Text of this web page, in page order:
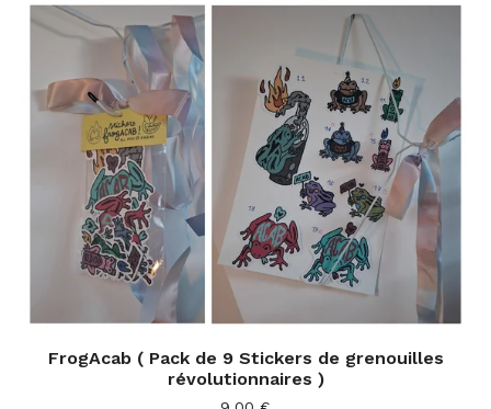
FrogAcab ( Pack de 9 Stickers de grenouilles
révolutionnaires )